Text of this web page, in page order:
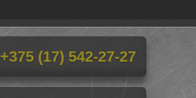
+375 (17) 542-27-27